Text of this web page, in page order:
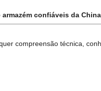
confiáveis da
compreensão técnica,